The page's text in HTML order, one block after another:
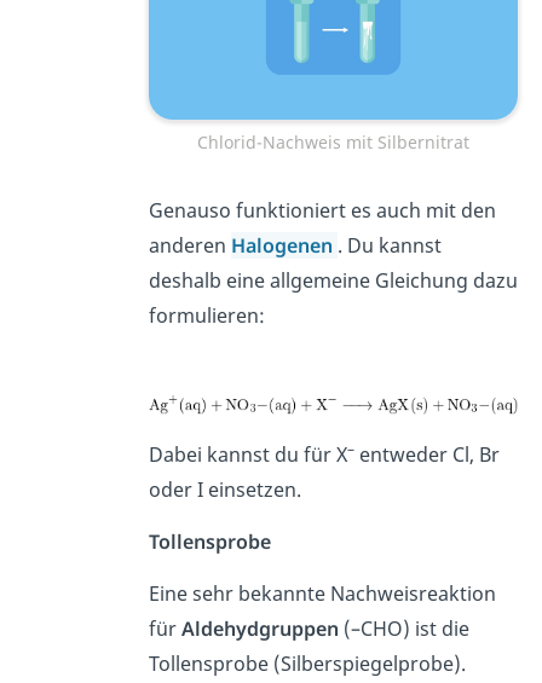
Chlorid-Nachweis mit Silbernitrat
Genauso funktioniert es auch mit den
anderen Halogenen . Du kannst
deshalb eine allgemeine Gleichung dazu
formulieren:
Dabei kannst du für X–entweder Cl, Br
oder I einsetzen.
Tollensprobe
Eine sehr bekannte Nachweisreaktion
fürAldehydgruppen (–CHO) ist die
Tollensprobe (Silberspiegelprobe).